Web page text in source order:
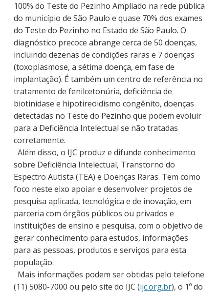
100% do Teste do Pezinho Ampliado na rede pública
do município de São Paulo e quase 70% dos exames
do Teste do Pezinho no Estado de São Paulo. O
diagnóstico precoce abrange cerca de 50 doenças,
incluindo dezenas de condições raras e 7 doenças
(toxoplasmose, a sétima doença, em fase de
implantação). É também um centro de referência no
tratamento de fenilcetonúria, deficiência de
biotinidase e hipotireoidismo congênito, doenças
detectadas no Teste do Pezinho que podem evoluir
para a Deficiência Intelectual se não tratadas
corretamente.
Além disso, o IJC produz e difunde conhecimento
sobre Deficiência Intelectual, Transtorno do
Espectro Autista (TEA) e Doenças Raras. Tem como
foco neste eixo apoiar e desenvolver projetos de
pesquisa aplicada, tecnológica e de inovação, em
parceria com órgãos públicos ou privados e
instituições de ensino e pesquisa, com o objetivo de
gerar conhecimento para estudos, informações
para as pessoas, produtos e serviços para esta
população.
Mais informações podem ser obtidas pelo telefone
(11) 5080-7000 ou pelo site do IJC (ijc.org.br), o 1º do